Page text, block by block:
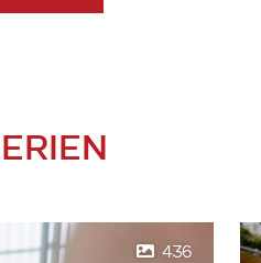
436